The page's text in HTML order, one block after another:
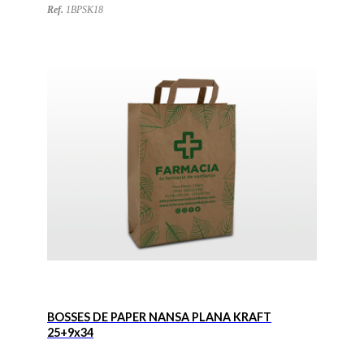
Ref. 1BPSK18
BOSSES DE PAPER NANSA PLANA KRAFT
25+9x34